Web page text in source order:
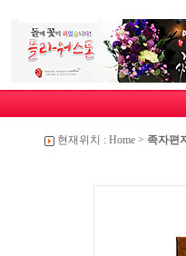
현재위치 : Home> 족자편지